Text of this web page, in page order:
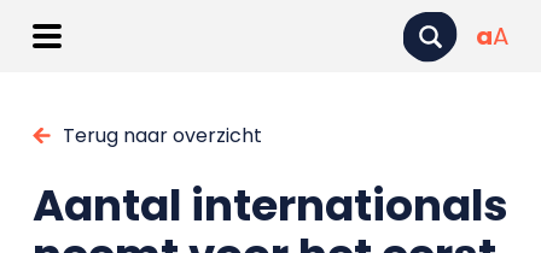
aA
Terug naar overzicht
Aantal internationals